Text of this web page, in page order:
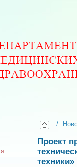
/
Проект
техники»